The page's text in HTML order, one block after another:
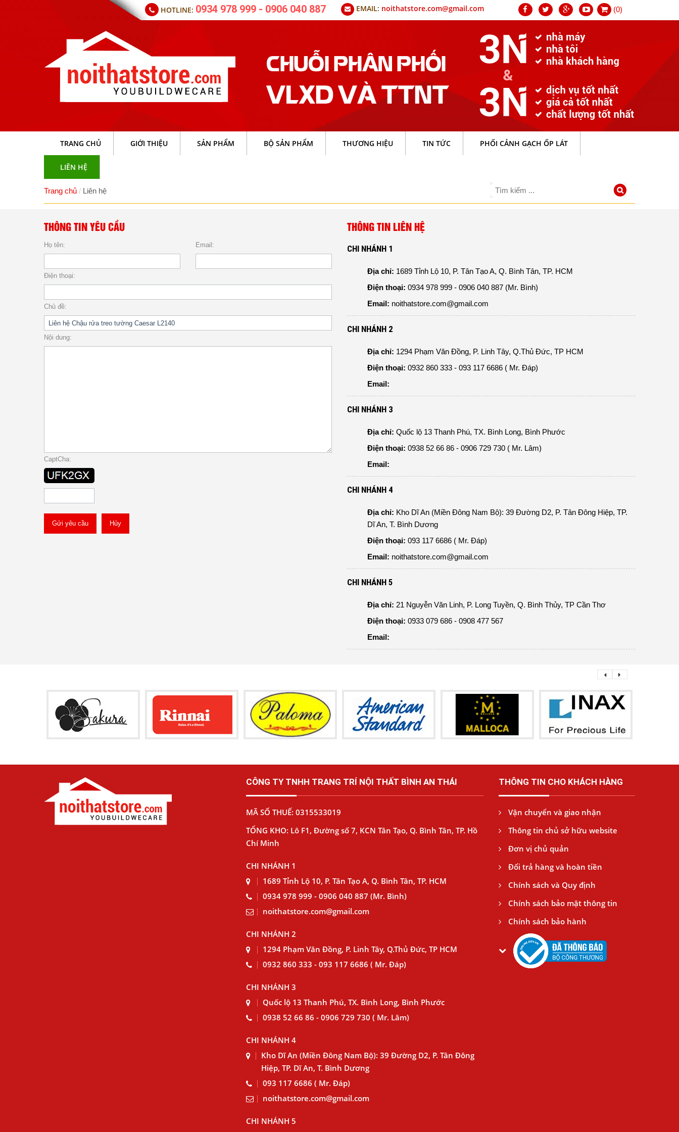
HOTLINE: 0934 978 999 - 0906 040 887 EMAIL: noithatstore.com@gmail.com (0)
TRANG CHỦ GIỚI THIỆU SẢN PHẨM BỘ SẢN PHẨM THƯƠNG HIỆU TIN TỨC PHỐI CẢNH GẠCH ỐP LÁT
LIÊN HỆ
Trang chủ Liên hệ
THÔNG TIN LIÊN HỆ
CHI NHÁNH 1
Địa chỉ: 1689 Tỉnh Lộ 10, P. Tân Tạo A, Q. Bình Tân, TP. HCM
Điện thoại: 0934 978 999 - 0906 040 887 (Mr. Bình)
Email: noithatstore.com@gmail.com
CHI NHÁNH 2
Địa chỉ: 1294 Phạm Văn Đồng, P. Linh Tây, Q.Thủ Đức, TP HCM
Điện thoại: 0932 860 333 - 093 117 6686 ( Mr. Đáp)
Email:
CHI NHÁNH 3
Địa chỉ: Quốc lộ 13 Thanh Phú, TX. Bình Long, Bình Phước
Điện thoại: 0938 52 66 86 - 0906 729 730 ( Mr. Lâm)
Email:
CHI NHÁNH 4
Địa chỉ: Kho Dĩ An (Miền Đông Nam Bộ): 39 Đường D2, P. Tân Đông Hiệp, TP.
Dĩ An, T. Bình Dương
Điện thoại: 093 117 6686 ( Mr. Đáp)
Email: noithatstore.com@gmail.com
CHI NHÁNH 5
Địa chỉ: 21 Nguyễn Văn Linh, P. Long Tuyền, Q. Bình Thủy, TP Cần Thơ
Điện thoại: 0933 079 686 - 0908 477 567
Email:
THÔNG TIN YÊU CẦU
Họ tên: Email:
Điện thoại:
Chủ đề:
Nội dung:
CaptCha:
Gửi yêu cầu Hủy
CÔNG TY TNHH TRANG TRÍ NỘI THẤT BÌNH AN THÁI
MÃ SỐ THUẾ: 0315533019
TỔNG KHO: Lô F1, Đường số 7, KCN Tân Tạo, Q. Bình Tân, TP. Hồ
Chí Minh
CHI NHÁNH 1
1689 Tỉnh Lộ 10, P. Tân Tạo A, Q. Bình Tân, TP. HCM
0934 978 999 - 0906 040 887 (Mr. Bình)
noithatstore.com@gmail.com
CHI NHÁNH 2
1294 Phạm Văn Đồng, P. Linh Tây, Q.Thủ Đức, TP HCM
0932 860 333 - 093 117 6686 ( Mr. Đáp)
CHI NHÁNH 3
Quốc lộ 13 Thanh Phú, TX. Bình Long, Bình Phước
0938 52 66 86 - 0906 729 730 ( Mr. Lâm)
CHI NHÁNH 4
Kho Dĩ An (Miền Đông Nam Bộ): 39 Đường D2, P. Tân Đông
Hiệp, TP. Dĩ An, T. Bình Dương
093 117 6686 ( Mr. Đáp)
noithatstore.com@gmail.com
CHI NHÁNH 5
THÔNG TIN CHO KHÁCH HÀNG
Vận chuyển và giao nhận
Thông tin chủ sở hữu website
Đơn vị chủ quản
Đổi trả hàng và hoàn tiền
Chính sách và Quy định
Chính sách bảo mật thông tin
Chính sách bảo hành